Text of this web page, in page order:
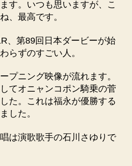
す。いつも思いますが、こ
、最高です。
、第89回日本ダービーが始
らずのすごい人。
プニング映像が流れます。
てオニャンコポン騎乗の菅
た。これは福永が優勝する
した。
は演歌歌手の石川さゆりで